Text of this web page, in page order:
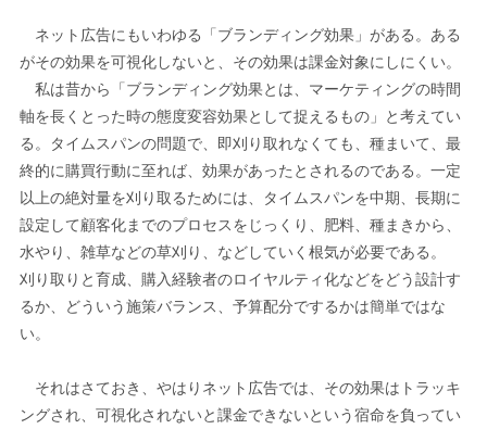
ネット広告にもいわゆる「ブランディング効果」がある。ある
がその効果を可視化しないと、その効果は課金対象にしにくい。
私は昔から「ブランディング効果とは、マーケティングの時間
軸を長くとった時の態度変容効果として捉えるもの」と考えてい
る。タイムスパンの問題で、即刈り取れなくても、種まいて、最
終的に購買行動に至れば、効果があったとされるのである。一定
以上の絶対量を刈り取るためには、タイムスパンを中期、長期に
設定して顧客化までのプロセスをじっくり、肥料、種まきから、
水やり、雑草などの草刈り、などしていく根気が必要である。
刈り取りと育成、購入経験者のロイヤルティ化などをどう設計す
るか、どういう施策バランス、予算配分でするかは簡単ではな
い。
それはさておき、やはりネット広告では、その効果はトラッキ
ングされ、可視化されないと課金できないという宿命を負ってい